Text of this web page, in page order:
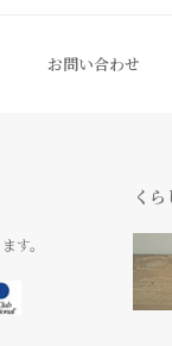
お問い合わせ
す。
く